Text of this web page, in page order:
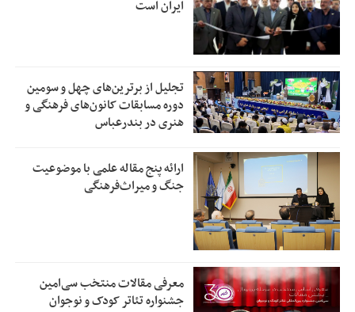
ایران است
تجلیل از بر‌ترین‌های چهل و سومین
دوره مسابقات کانون‌های فرهنگی و
هنری در بندرعباس
ارائه پنج مقاله علمی با موضوعیت
جنگ و میراث‌فرهنگی
معرفی مقالات منتخب سی‌امین
جشنواره تئاتر کودک و نوجوان